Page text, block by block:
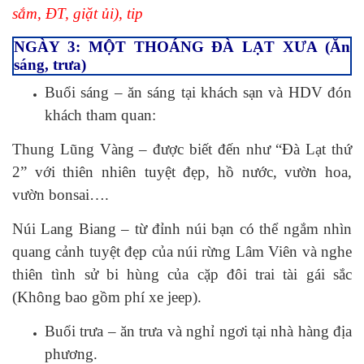
sắm, ĐT, giặt ủi), tip
NGÀY 3: MỘT THOÁNG ĐÀ LẠT XƯA (Ăn
sáng, trưa)
Buổi sáng – ăn sáng tại khách sạn và HDV đón
khách tham quan:
Thung Lũng Vàng – được biết đến như “Đà Lạt thứ
2” với thiên nhiên tuyệt đẹp, hồ nước, vườn hoa,
vườn bonsai….
Núi Lang Biang – từ đỉnh núi bạn có thể ngắm nhìn
quang cảnh tuyệt đẹp của núi rừng Lâm Viên và nghe
thiên tình sử bi hùng của cặp đôi trai tài gái sắc
(Không bao gồm phí xe jeep).
Buổi trưa – ăn trưa và nghỉ ngơi tại nhà hàng địa
phương.